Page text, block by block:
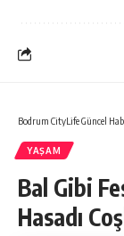
Bodrum CityLife Güncel
YAŞAM
Bal Gibi
Hasadı